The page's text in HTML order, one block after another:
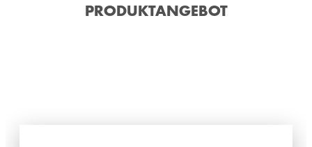
PRODUKTANGEBOT